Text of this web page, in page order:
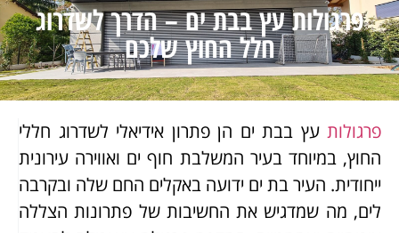
פרגולות עץ בבת ים – הדרך לשדרוג
חלל החוץ שלכם
פרגולות עץ בבת ים הן פתרון אידיאלי לשדרוג חללי
החוץ, במיוחד בעיר המשלבת חוף ים ואווירה עירונית
ייחודית. העיר בת ים ידועה באקלים החם שלה ובקרבה
לים, מה שמדגיש את החשיבות של פתרונות הצללה